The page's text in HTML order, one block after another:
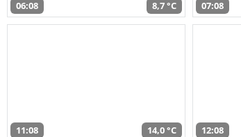
06:08 8,7 °C 07:08
11:08 14,0 °C 12:08